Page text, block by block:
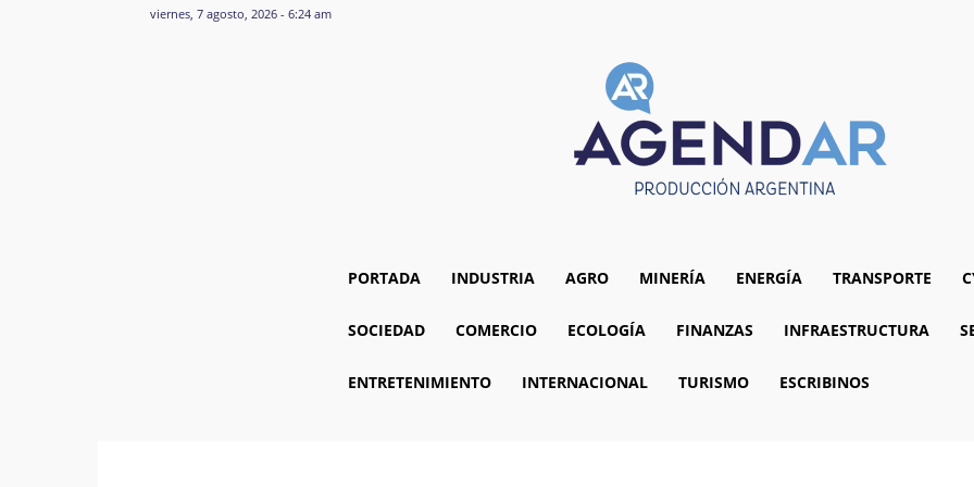
viernes, 7 agosto, 2026 - 6:24 am
PORTADA INDUSTRIA AGRO MINERÍA ENERGÍA TRANSPORTE
SOCIEDAD COMERCIO ECOLOGÍA FINANZAS INFRAESTRUCTURA
ENTRETENIMIENTO INTERNACIONAL TURISMO ESCRIBINOS